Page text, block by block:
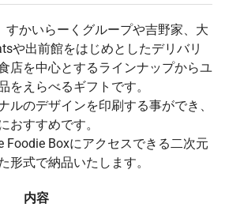
すかいらーくグループや吉野家、大
や出前館をはじめとしたデリバリ
店を中心とするラインナップからユ
をえらべるギフトです。
ルのデザインを印刷する事ができ、
おすすめです。
Foodie Boxにアクセスできる二次元
形式で納品いたします。
内容